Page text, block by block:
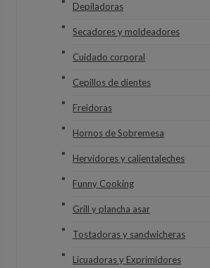
Depiladoras
Secadores y moldeadores
Cuidado corporal
Cepillos de dientes
Freidoras
Hornos de Sobremesa
Hervidores y calientaleches
Funny Cooking
Grill y plancha asar
Tostadoras y sandwicheras
Licuadoras y Exprimidores